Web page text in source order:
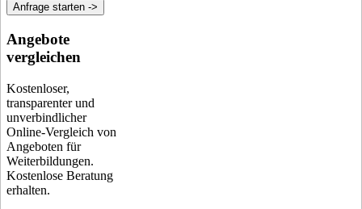
Anfrage starten ->
Angebote
vergleichen
Kostenloser,
transparenter und
unverbindlicher
Online-Vergleich von
Angeboten für
Weiterbildungen.
Kostenlose Beratung
erhalten.